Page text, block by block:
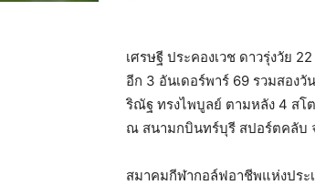
เศรษฐี ประคองเวช ดาวรุ่งวัย
อีก 3 อันเดอร์พาร์ 69 รวมสอง
ริณัฐ ทรงไพบูลย์ ตามหลัง 4 สโ
ณ สนามกบินทร์บุรี สปอร์ตคลับ
สมาคมกีฬากอล์ฟอาชีพแห่งประ